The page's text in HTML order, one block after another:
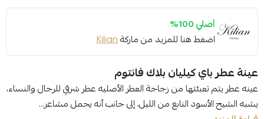
أصلي 100%
اضغط هنا للمزيد من ماركةKilian
عينة عطر باي كيليان بلاك فانتوم
عينه عطر يتم تعبئتها من زجاجة العطر الأصليه عطر شرقي للرجال والنساء،
يشبه الشيح الأسود النابع من الليل، إلى جانب أنه يحمل مشاعر...